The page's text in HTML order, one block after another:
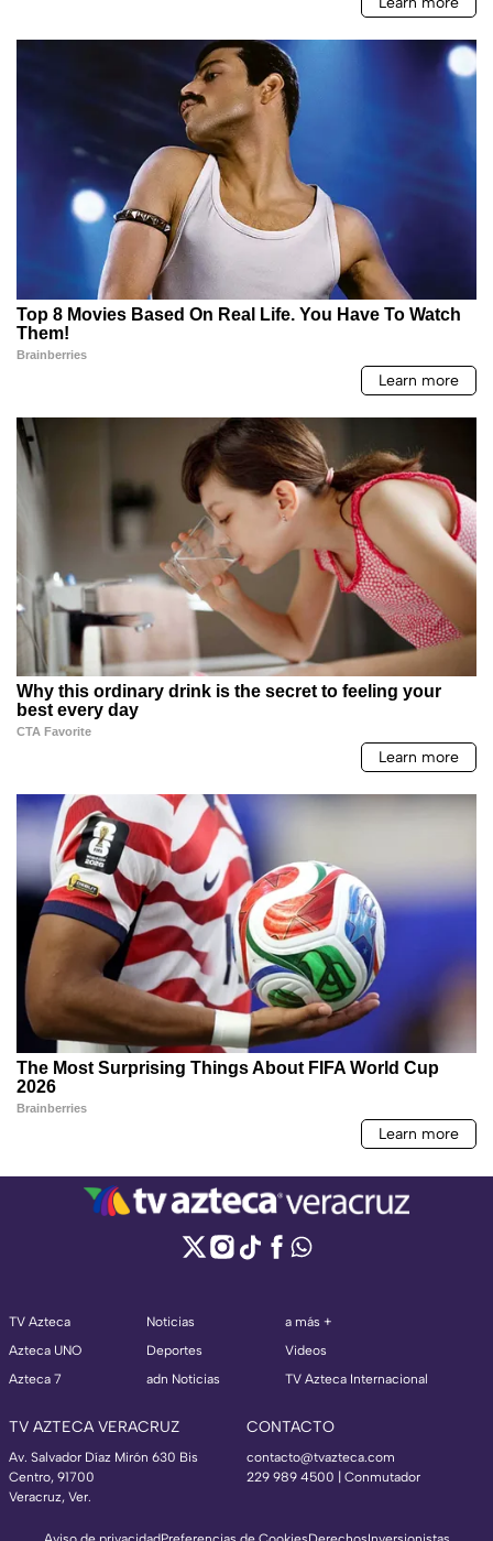
TV Azteca
Azteca UNO
Azteca 7
Noticias
Deportes
adn Noticias
a más +
Videos
TV Azteca Internacional
TV AZTECA VERACRUZ
Av. Salvador Díaz Mirón 630 Bis
Centro, 91700
Veracruz, Ver.
CONTACTO
contacto@tvazteca.com
229 989 4500 | Conmutador